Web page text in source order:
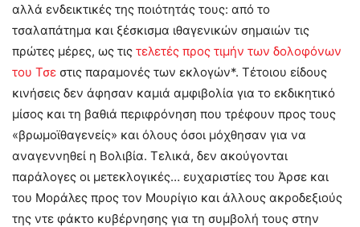
αλλά ενδεικτικές της ποιότητάς τους: από το
τσαλαπάτημα και ξέσκισμα ιθαγενικών σημαιών τις
πρώτες μέρες, ως τις τελετές προς τιμήν των δολοφόνων
του Τσε στις παραμονές των εκλογών*. Τέτοιου είδους
κινήσεις δεν άφησαν καμιά αμφιβολία για το εκδικητικό
μίσος και τη βαθιά περιφρόνηση που τρέφουν προς τους
«βρωμοϊθαγενείς» και όλους όσοι μόχθησαν για να
αναγεννηθεί η Βολιβία. Τελικά, δεν ακούγονται
παράλογες οι μετεκλογικές… ευχαριστίες του Άρσε και
του Μοράλες προς τον Μουρίγιο και άλλους ακροδεξιούς
της ντε φάκτο κυβέρνησης για τη συμβολή τους στην